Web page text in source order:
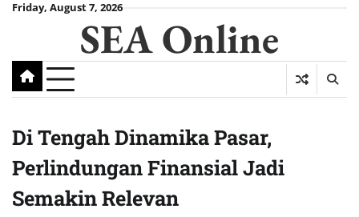
SkipFriday, August 7, 2026
SEA Online
Di Tengah Dinamika Pasar,
Perlindungan Finansial Jadi
Semakin Relevan